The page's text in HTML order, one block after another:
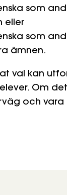
som
eller
som
ämnen.
val kan
Om
och vara